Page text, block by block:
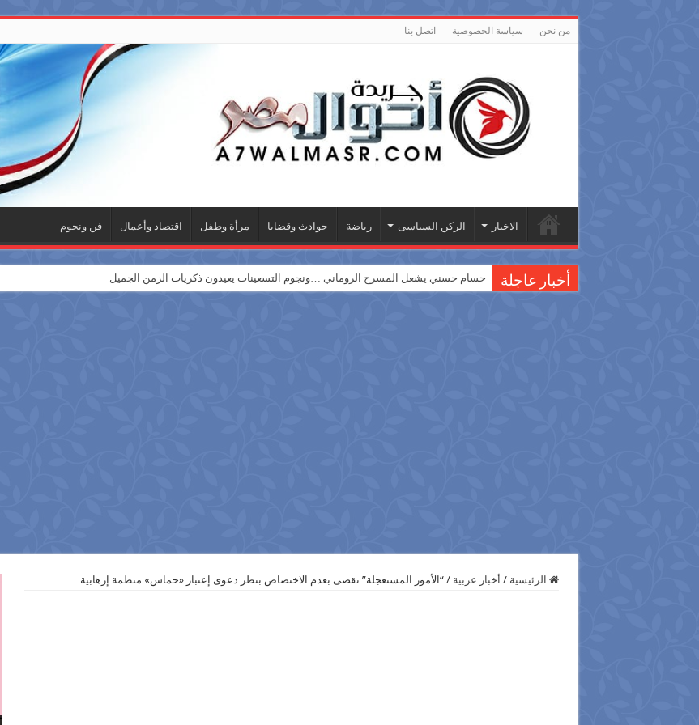
من نحن سياسة الخصوصية اتصل بنا
الاخبار الركن السياسى رياضة حوادث وقضايا مرأة وطفل اقتصاد وأعمال فن ونجوم
أخبار عاجلة حسام حسني يشعل المسرح الروماني …ونجوم التسعينات يعيدون ذكريات الزمن الجميل
الرئيسية / أخبار عربية / “الأمور المستعجلة” تقضى بعدم الاختصاص بنظر دعوى إعتبار «حماس» منظمة إرهابية